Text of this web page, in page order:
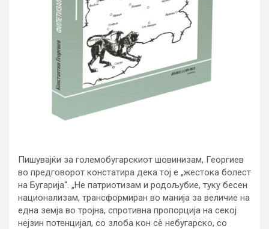
Пишувајќи за големобугарскиот шовинизам, Георгиев
во предговорот констатира дека тој е „жестока болест
на Бугарија“. „Не патриотизам и родољубие, туку бесен
национализам, трансформиран во манија за величие на
една земја во тројна, спротивна пропорција на секој
нејзин потенцијал, со злоба кон сè небугарско, со